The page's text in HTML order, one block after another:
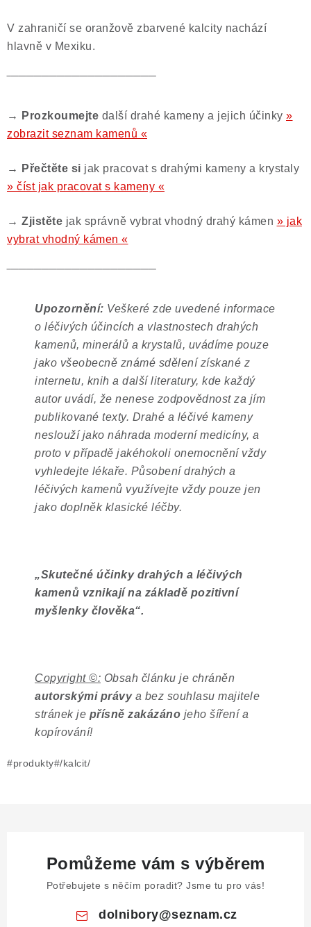
V zahraničí se oranžově zbarvené kalcity nachází
hlavně v Mexiku.
→ Prozkoumejte další drahé kameny a jejich účinky »
zobrazit seznam kamenů «
→ Přečtěte si jak pracovat s drahými kameny a krystaly
» číst jak pracovat s kameny «
→ Zjistěte jak správně vybrat vhodný drahý kámen » jak
vybrat vhodný kámen «
Upozornění: Veškeré zde uvedené informace
o léčivých účincích a vlastnostech drahých
kamenů, minerálů a krystalů, uvádíme pouze
jako všeobecně známé sdělení získané z
internetu, knih a další literatury, kde každý
autor uvádí, že nenese zodpovědnost za jím
publikované texty. Drahé a léčivé kameny
neslouží jako náhrada moderní medicíny, a
proto v případě jakéhokoli onemocnění vždy
vyhledejte lékaře. Působení drahých a
léčivých kamenů využívejte vždy pouze jen
jako doplněk klasické léčby.
„Skutečné účinky drahých a léčivých
kamenů vznikají na základě pozitivní
myšlenky člověka“.
Copyright ©: Obsah článku je chráněn
autorskými právya bez souhlasu majitele
stránek je přísně zakázáno jeho šíření a
kopírování!
#produkty#/kalcit/
Pomůžeme vám s výběrem
Potřebujete s něčím poradit? Jsme tu pro vás!
dolnibory@seznam.cz